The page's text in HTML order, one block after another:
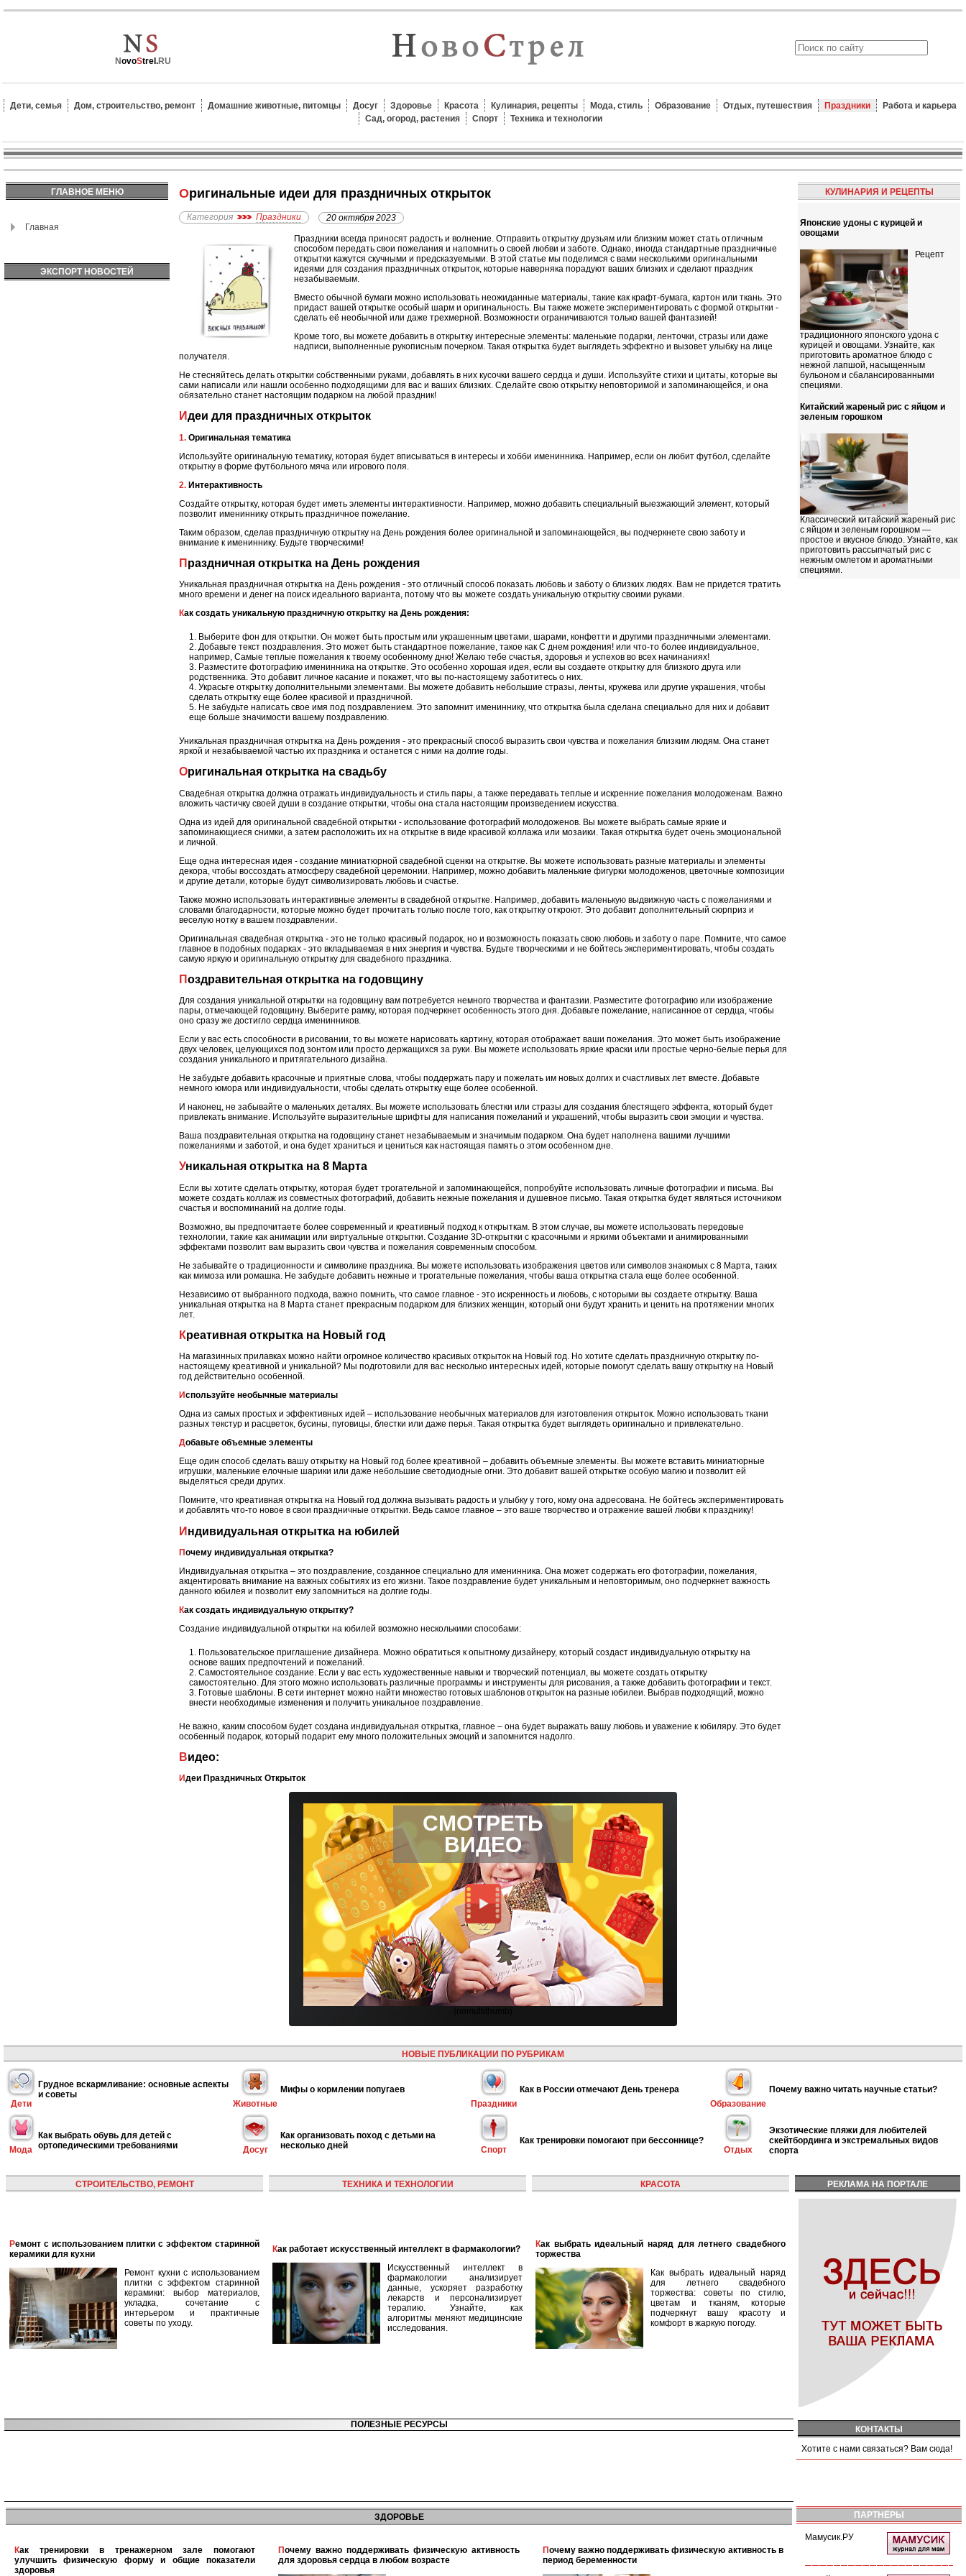
NovoStrel.RU
Дети, семья Дом, строительство, ремонт Домашние животные, питомцы Досуг Здоровье Красота Кулинария, рецепты Мода, стиль Образование Отдых, путешествия Праздники
Работа и карьера
Сад, огород, растения
Спорт Техника и технологии
ГЛАВНОЕ МЕНЮ
Главная
ЭКСПОРТ НОВОСТЕЙ
Оригинальные идеи для праздничных открыток
Категория Праздники 20 октября 2023
Праздники всегда приносят радость и волнение. Отправить открытку друзьям или близким может стать отличным
способом передать свои пожелания и напомнить о своей любви и заботе. Однако, иногда стандартные праздничные
открытки кажутся скучными и предсказуемыми. В этой статье мы поделимся с вами несколькими оригинальными
идеями для создания праздничных открыток, которые наверняка порадуют ваших близких и сделают праздник
незабываемым.
Вместо обычной бумаги можно использовать неожиданные материалы, такие как крафт-бумага, картон или ткань. Это
придаст вашей открытке особый шарм и оригинальность. Вы также можете экспериментировать с формой открытки -
сделать её необычной или даже трехмерной. Возможности ограничиваются только вашей фантазией!
Кроме того, вы можете добавить в открытку интересные элементы: маленькие подарки, ленточки, стразы или даже
надписи, выполненные рукописным почерком. Такая открытка будет выглядеть эффектно и вызовет улыбку на лице
получателя.
Не стесняйтесь делать открытки собственными руками, добавлять в них кусочки вашего сердца и души. Используйте стихи и цитаты, которые вы
сами написали или нашли особенно подходящими для вас и ваших близких. Сделайте свою открытку неповторимой и запоминающейся, и она
обязательно станет настоящим подарком на любой праздник!
Идеи для праздничных открыток
1. Оригинальная тематика
Используйте оригинальную тематику, которая будет вписываться в интересы и хобби именинника. Например, если он любит футбол, сделайте
открытку в форме футбольного мяча или игрового поля.
2. Интерактивность
Создайте открытку, которая будет иметь элементы интерактивности. Например, можно добавить специальный выезжающий элемент, который
позволит имениннику открыть праздничное пожелание.
Таким образом, сделав праздничную открытку на День рождения более оригинальной и запоминающейся, вы подчеркнете свою заботу и
внимание к имениннику. Будьте творческими!
Праздничная открытка на День рождения
Уникальная праздничная открытка на День рождения - это отличный способ показать любовь и заботу о близких людях. Вам не придется тратить
много времени и денег на поиск идеального варианта, потому что вы можете создать уникальную открытку своими руками.
Как создать уникальную праздничную открытку на День рождения:
Выберите фон для открытки. Он может быть простым или украшенным цветами, шарами, конфетти и другими праздничными элементами.
Добавьте текст поздравления. Это может быть стандартное пожелание, такое как С днем рождения! или что-то более индивидуальное,
например, Самые теплые пожелания к твоему особенному дню! Желаю тебе счастья, здоровья и успехов во всех начинаниях!
Разместите фотографию именинника на открытке. Это особенно хорошая идея, если вы создаете открытку для близкого друга или
родственника. Это добавит личное касание и покажет, что вы по-настоящему заботитесь о них.
Украсьте открытку дополнительными элементами. Вы можете добавить небольшие стразы, ленты, кружева или другие украшения, чтобы
сделать открытку еще более красивой и праздничной.
Не забудьте написать свое имя под поздравлением. Это запомнит имениннику, что открытка была сделана специально для них и добавит
еще больше значимости вашему поздравлению.
Уникальная праздничная открытка на День рождения - это прекрасный способ выразить свои чувства и пожелания близким людям. Она станет
яркой и незабываемой частью их праздника и останется с ними на долгие годы.
Оригинальная открытка на свадьбу
Свадебная открытка должна отражать индивидуальность и стиль пары, а также передавать теплые и искренние пожелания молодоженам. Важно
вложить частичку своей души в создание открытки, чтобы она стала настоящим произведением искусства.
Одна из идей для оригинальной свадебной открытки - использование фотографий молодоженов. Вы можете выбрать самые яркие и
запоминающиеся снимки, а затем расположить их на открытке в виде красивой коллажа или мозаики. Такая открытка будет очень эмоциональной
и личной.
Еще одна интересная идея - создание миниатюрной свадебной сценки на открытке. Вы можете использовать разные материалы и элементы
декора, чтобы воссоздать атмосферу свадебной церемонии. Например, можно добавить маленькие фигурки молодоженов, цветочные композиции
и другие детали, которые будут символизировать любовь и счастье.
Также можно использовать интерактивные элементы в свадебной открытке. Например, добавить маленькую выдвижную часть с пожеланиями и
словами благодарности, которые можно будет прочитать только после того, как открытку откроют. Это добавит дополнительный сюрприз и
веселую нотку в вашем поздравлении.
Оригинальная свадебная открытка - это не только красивый подарок, но и возможность показать свою любовь и заботу о паре. Помните, что самое
главное в подобных подарках - это вкладываемая в них энергия и чувства. Будьте творческими и не бойтесь экспериментировать, чтобы создать
самую яркую и оригинальную открытку для свадебного праздника.
Поздравительная открытка на годовщину
Для создания уникальной открытки на годовщину вам потребуется немного творчества и фантазии. Разместите фотографию или изображение
пары, отмечающей годовщину. Выберите рамку, которая подчеркнет особенность этого дня. Добавьте пожелание, написанное от сердца, чтобы
оно сразу же достигло сердца именинников.
Если у вас есть способности в рисовании, то вы можете нарисовать картину, которая отображает ваши пожелания. Это может быть изображение
двух человек, целующихся под зонтом или просто держащихся за руки. Вы можете использовать яркие краски или простые черно-белые перья для
создания уникального и притягательного дизайна.
Не забудьте добавить красочные и приятные слова, чтобы поддержать пару и пожелать им новых долгих и счастливых лет вместе. Добавьте
немного юмора или индивидуальности, чтобы сделать открытку еще более особенной.
И наконец, не забывайте о маленьких деталях. Вы можете использовать блестки или стразы для создания блестящего эффекта, который будет
привлекать внимание. Используйте выразительные шрифты для написания пожеланий и украшений, чтобы выразить свои эмоции и чувства.
Ваша поздравительная открытка на годовщину станет незабываемым и значимым подарком. Она будет наполнена вашими лучшими
пожеланиями и заботой, и она будет храниться и цениться как настоящая память о этом особенном дне.
Уникальная открытка на 8 Марта
Если вы хотите сделать открытку, которая будет трогательной и запоминающейся, попробуйте использовать личные фотографии и письма. Вы
можете создать коллаж из совместных фотографий, добавить нежные пожелания и душевное письмо. Такая открытка будет являться источником
счастья и воспоминаний на долгие годы.
Возможно, вы предпочитаете более современный и креативный подход к открыткам. В этом случае, вы можете использовать передовые
технологии, такие как анимации или виртуальные открытки. Создание 3D-открытки с красочными и яркими объектами и анимированными
эффектами позволит вам выразить свои чувства и пожелания современным способом.
Не забывайте о традиционности и символике праздника. Вы можете использовать изображения цветов или символов знакомых с 8 Марта, таких
как мимоза или ромашка. Не забудьте добавить нежные и трогательные пожелания, чтобы ваша открытка стала еще более особенной.
Независимо от выбранного подхода, важно помнить, что самое главное - это искренность и любовь, с которыми вы создаете открытку. Ваша
уникальная открытка на 8 Марта станет прекрасным подарком для близких женщин, который они будут хранить и ценить на протяжении многих
лет.
Креативная открытка на Новый год
На магазинных прилавках можно найти огромное количество красивых открыток на Новый год. Но хотите сделать праздничную открытку по-
настоящему креативной и уникальной? Мы подготовили для вас несколько интересных идей, которые помогут сделать вашу открытку на Новый
год действительно особенной.
Используйте необычные материалы
Одна из самых простых и эффективных идей – использование необычных материалов для изготовления открыток. Можно использовать ткани
разных текстур и расцветок, бусины, пуговицы, блестки или даже перья. Такая открытка будет выглядеть оригинально и привлекательно.
Добавьте объемные элементы
Еще один способ сделать вашу открытку на Новый год более креативной – добавить объемные элементы. Вы можете вставить миниатюрные
игрушки, маленькие елочные шарики или даже небольшие светодиодные огни. Это добавит вашей открытке особую магию и позволит ей
выделяться среди других.
Помните, что креативная открытка на Новый год должна вызывать радость и улыбку у того, кому она адресована. Не бойтесь экспериментировать
и добавлять что-то новое в свои праздничные открытки. Ведь самое главное – это ваше творчество и отражение вашей любви к празднику!
Индивидуальная открытка на юбилей
Почему индивидуальная открытка?
Индивидуальная открытка – это поздравление, созданное специально для именинника. Она может содержать его фотографии, пожелания,
акцентировать внимание на важных событиях из его жизни. Такое поздравление будет уникальным и неповторимым, оно подчеркнет важность
данного юбилея и позволит ему запомниться на долгие годы.
Как создать индивидуальную открытку?
Создание индивидуальной открытки на юбилей возможно несколькими способами:
Пользовательское приглашение дизайнера. Можно обратиться к опытному дизайнеру, который создаст индивидуальную открытку на
основе ваших предпочтений и пожеланий.
Самостоятельное создание. Если у вас есть художественные навыки и творческий потенциал, вы можете создать открытку
самостоятельно. Для этого можно использовать различные программы и инструменты для рисования, а также добавить фотографии и текст.
Готовые шаблоны. В сети интернет можно найти множество готовых шаблонов открыток на разные юбилеи. Выбрав подходящий, можно
внести необходимые изменения и получить уникальное поздравление.
Не важно, каким способом будет создана индивидуальная открытка, главное – она будет выражать вашу любовь и уважение к юбиляру. Это будет
особенный подарок, который подарит ему много положительных эмоций и запомнится надолго.
Видео:
Идеи Праздничных Открыток
СМОТРЕТЬ
ВИДЕО
КУЛИНАРИЯ И РЕЦЕПТЫ
Японские удоны с курицей и
овощами
Рецепт
традиционного японского удона с
курицей и овощами. Узнайте, как
приготовить ароматное блюдо с
нежной лапшой, насыщенным
бульоном и сбалансированными
специями.
Китайский жареный рис с яйцом и
зеленым горошком
Классический китайский жареный рис
с яйцом и зеленым горошком —
простое и вкусное блюдо. Узнайте, как
приготовить рассыпчатый рис с
нежным омлетом и ароматными
специями.
НОВЫЕ ПУБЛИКАЦИИ ПО РУБРИКАМ
Дети
Грудное вскармливание: основные аспекты
и советы
Животные
Мифы о кормлении попугаев
Праздники
Как в России отмечают День тренера
Образование
Почему важно читать научные статьи?
Мода
Как выбрать обувь для детей с
ортопедическими требованиями
Досуг
Как организовать поход с детьми на
несколько дней
Спорт
Как тренировки помогают при бессоннице?
Отдых
Экзотические пляжи для любителей
скейтбординга и экстремальных видов
спорта
СТРОИТЕЛЬСТВО, РЕМОНТ
Ремонт с использованием плитки с эффектом старинной
керамики для кухни
Ремонт кухни с использованием
плитки с эффектом старинной
керамики: выбор материалов,
укладка, сочетание с
интерьером и практичные
советы по уходу.
ТЕХНИКА И ТЕХНОЛОГИИ
Как работает искусственный интеллект в фармакологии?
Искусственный интеллект в
фармакологии анализирует
данные, ускоряет разработку
лекарств и персонализирует
терапию. Узнайте, как
алгоритмы меняют медицинские
исследования.
КРАСОТА
Как выбрать идеальный наряд для летнего свадебного
торжества
Как выбрать идеальный наряд
для летнего свадебного
торжества: советы по стилю,
цветам и тканям, которые
подчеркнут вашу красоту и
комфорт в жаркую погоду.
РЕКЛАМА НА ПОРТАЛЕ
ПОЛЕЗНЫЕ РЕСУРСЫ
КОНТАКТЫ
Хотите с нами связаться? Вам сюда!
ЗДОРОВЬЕ
Как тренировки в тренажерном зале помогают
улучшить физическую форму и общие показатели
здоровья
Почему важно поддерживать физическую активность
для здоровья сердца в любом возрасте
Почему важно поддерживать физическую активность в
период беременности
ПАРТНЁРЫ
Мамусик.РУ